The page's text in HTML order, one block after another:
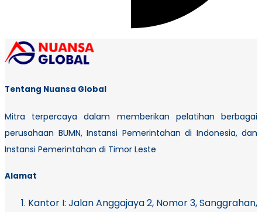
Tentang Nuansa Global
Mitra terpercaya dalam memberikan pelatihan berbagai
perusahaan BUMN, Instansi Pemerintahan di Indonesia, dan
Instansi Pemerintahan di Timor Leste
Alamat
Kantor I: Jalan Anggajaya 2, Nomor 3, Sanggrahan,